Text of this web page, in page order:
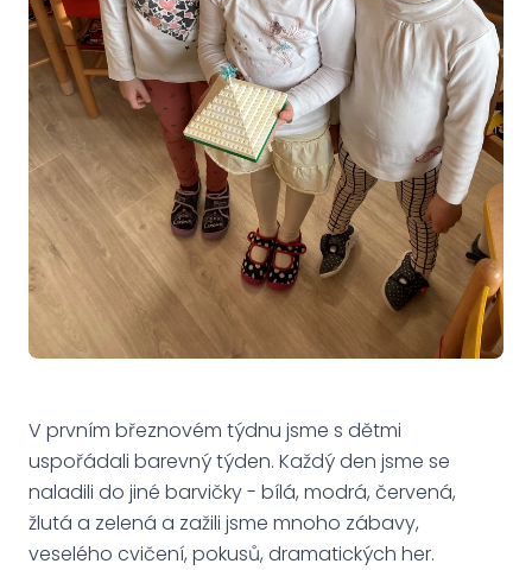
V prvním březnovém týdnu jsme s dětmi
uspořádali barevný týden. Každý den jsme se
naladili do jiné barvičky - bílá, modrá, červená,
žlutá a zelená a zažili jsme mnoho zábavy,
veselého cvičení, pokusů, dramatických her.